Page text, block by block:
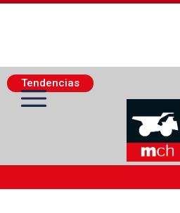
Tendencias
Actualidad Minera